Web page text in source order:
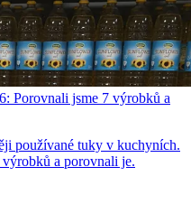
Porovnali jsme 7 výrobků a
používané tuky v kuchyních.
a porovnali je.